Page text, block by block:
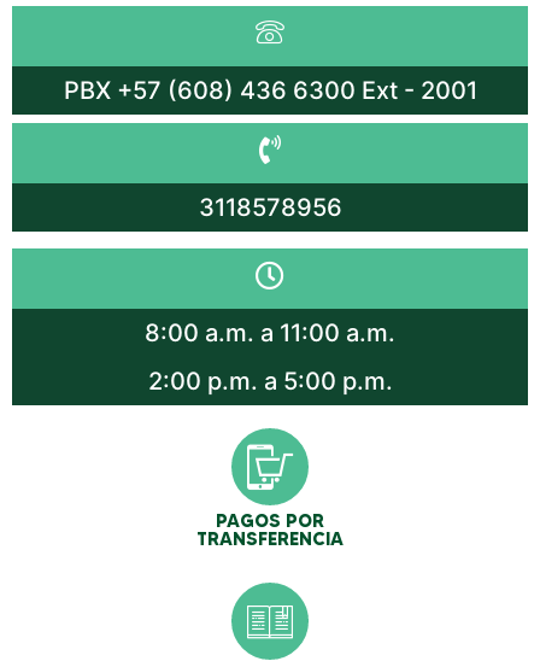
PBX +57 (608) 436 6300 Ext - 2001
3118578956
8:00 a.m. a 11:00 a.m.
2:00 p.m. a 5:00 p.m.
PAGOS POR
TRANSFERENCIA